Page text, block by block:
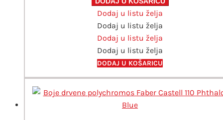
24
Faber
Castell
količina
Dodaj u listu želja
Dodaj u listu želja
Dodaj u listu želja
Dodaj u listu želja
DODAJ U KOŠARICU